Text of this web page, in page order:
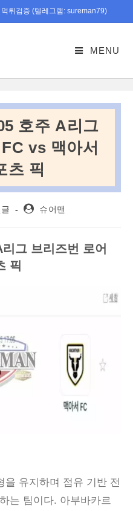
먹튀검증 (텔레그램: sureman79)
MENU
호주 A리그
vs 맥아서
츠 픽
Post슈어맨
리그 브리즈번 로어
픽
을 유지하며 점유 기반 전
는 팀이다. 아부바카르